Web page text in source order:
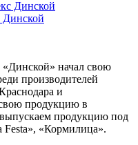
Динской
начал свою
производителей
и
продукцию в
продукцию под
«Кормилица».